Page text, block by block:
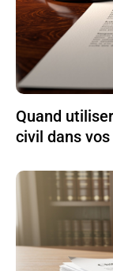
Quand
civil dans